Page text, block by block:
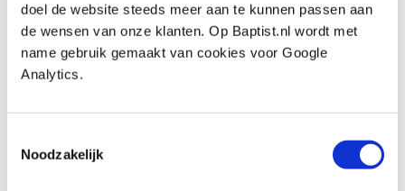
doel de website steeds meer aan te kunnen passen aan
de wensen van onze klanten. Op Baptist.nl wordt met
name gebruik gemaakt van cookies voor Google
Analytics.
Noodzakelijk
€ 110,00 incl. btw
€ 90,91 excl. btw
Op voorraad
Zobo cilinderkopboor chroomstaal Ø